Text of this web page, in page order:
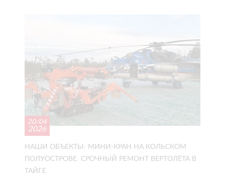
20/04
2026
НАШИ ОБЪЕКТЫ: МИНИ-КРАН НА КОЛЬСКОМ
ПОЛУОСТРОВЕ: СРОЧНЫЙ РЕМОНТ ВЕРТОЛЁТА В
ТАЙГЕ